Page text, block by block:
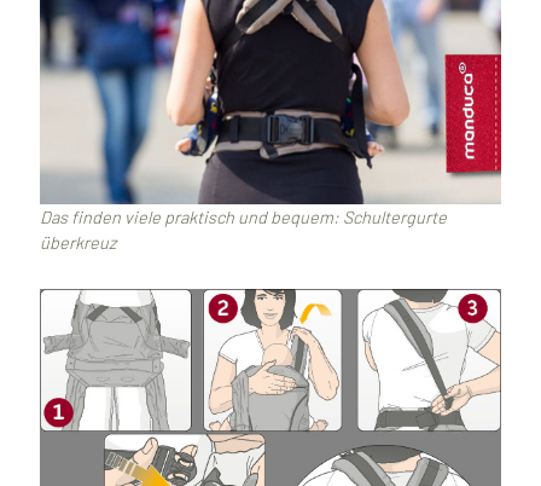
Das finden viele praktisch und bequem: Schultergurte
überkreuz